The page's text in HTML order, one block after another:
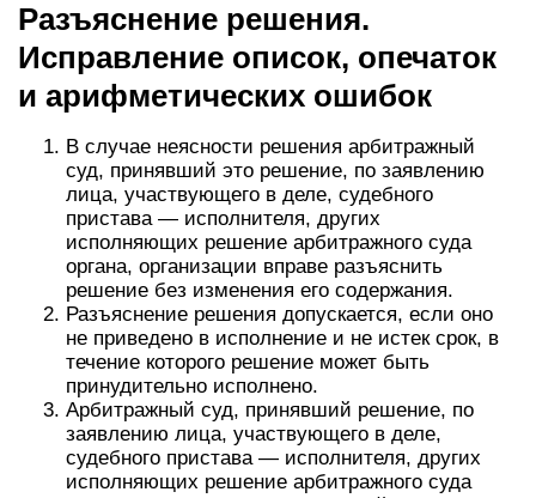
Разъяснение решения.
Исправление описок, опечаток
и арифметических ошибок
В случае неясности решения арбитражный
суд, принявший это решение, по заявлению
лица, участвующего в деле, судебного
пристава — исполнителя, других
исполняющих решение арбитражного суда
органа, организации вправе разъяснить
решение без изменения его содержания.
Разъяснение решения допускается, если оно
не приведено в исполнение и не истек срок, в
течение которого решение может быть
принудительно исполнено.
Арбитражный суд, принявший решение, по
заявлению лица, участвующего в деле,
судебного пристава — исполнителя, других
исполняющих решение арбитражного суда